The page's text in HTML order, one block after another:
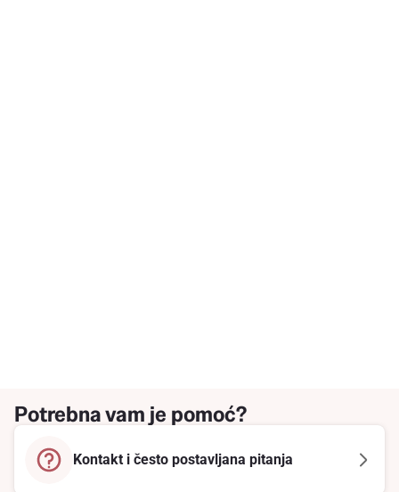
Potrebna vam je pomoć?
Kontakt i često postavljana pitanja